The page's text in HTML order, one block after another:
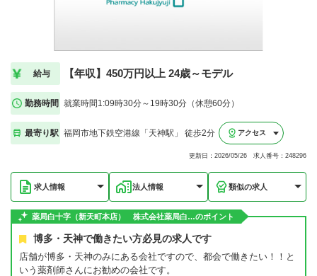
給与 【年収】450万円以上 24歳～モデル
勤務時間 就業時間1:09時30分～19時30分（休憩60分）
最寄り駅 福岡市地下鉄空港線「天神駅」 徒歩2分 アクセス
更新日：2026/05/26 求人番号：248296
求人情報 法人情報 類似の求人
薬局白十字（新天町本店） 株式会社薬局白…のポイント
博多・天神で働きたい方必見の求人です
店舗が博多・天神のみにある会社ですので、都会で働きたい！！と
いう薬剤師さんにお勧めの会社です。